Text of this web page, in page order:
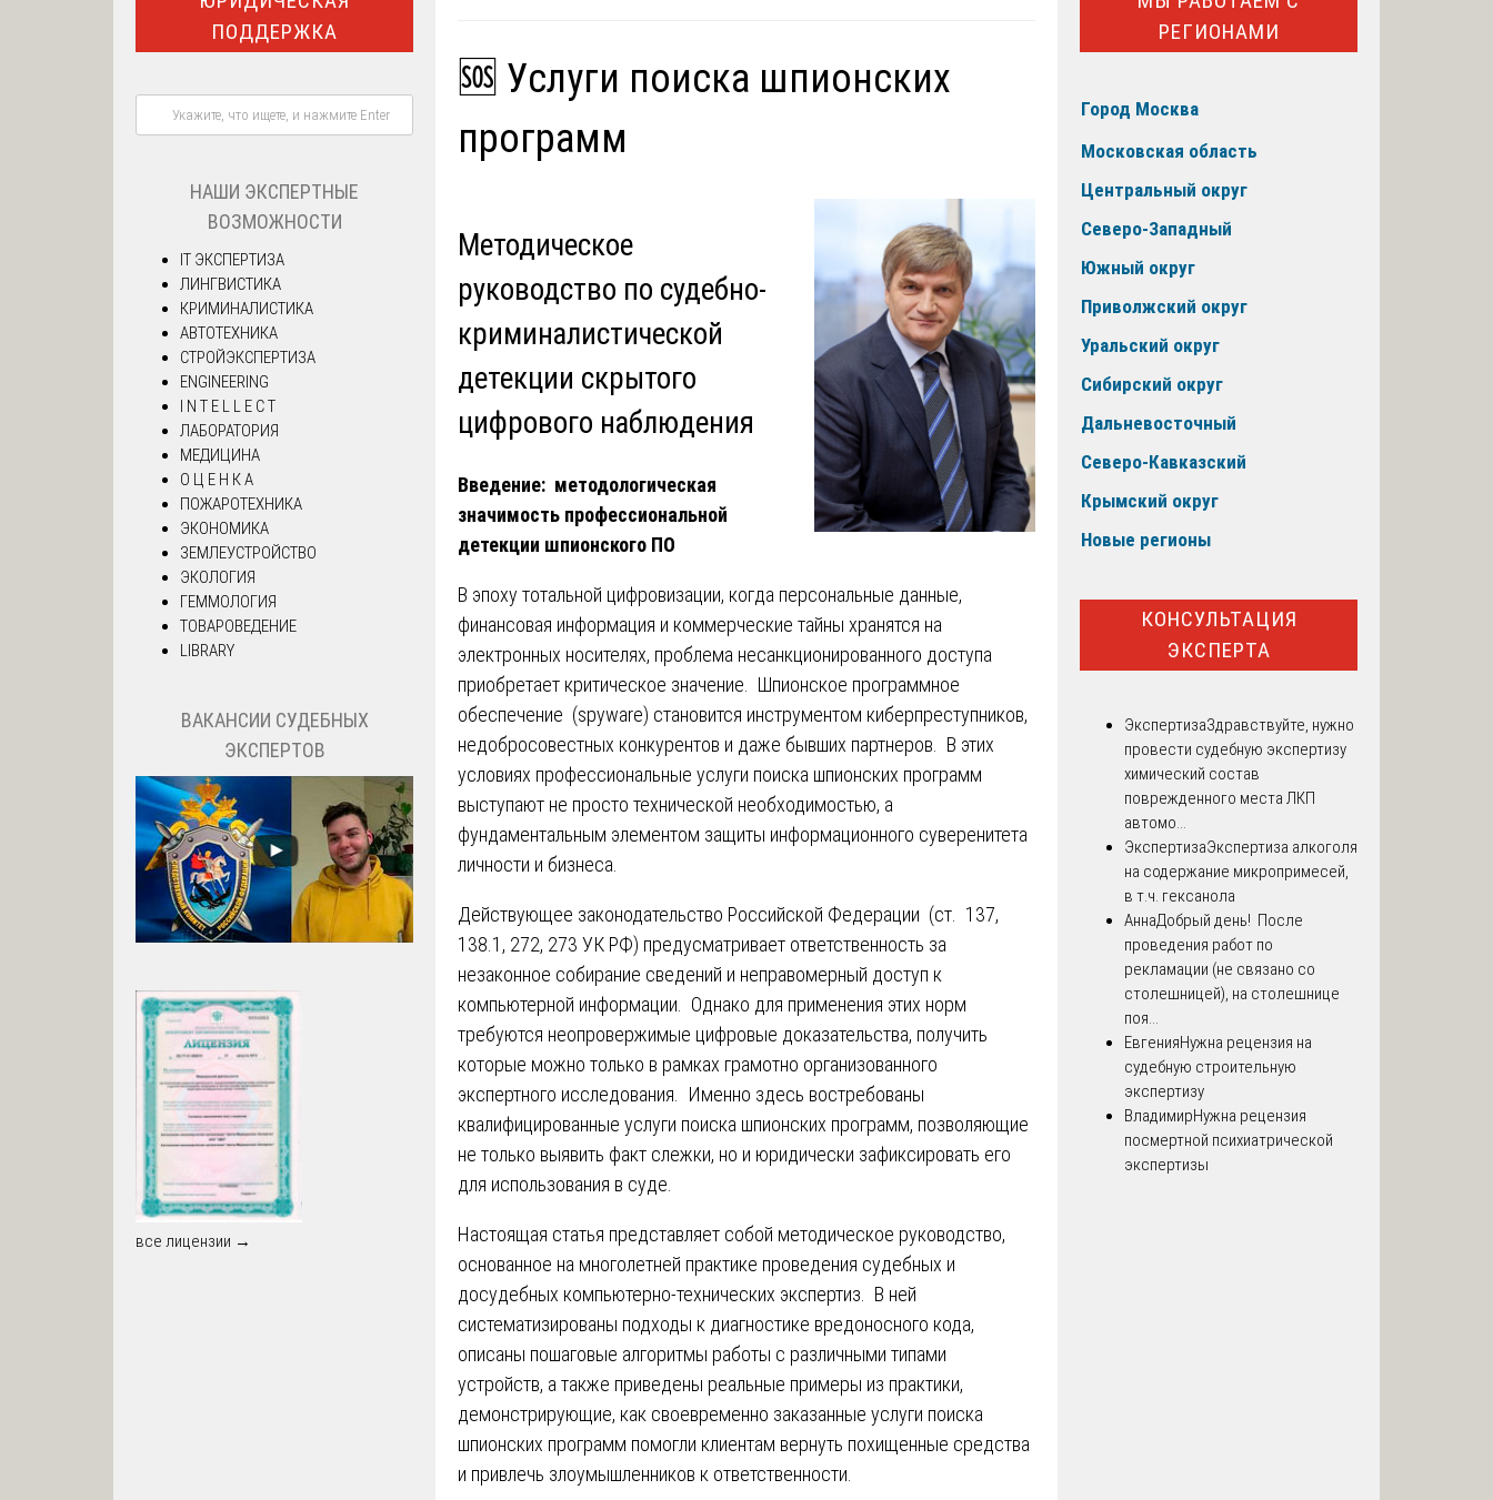
🆘 Услуги поиска шпионских
программ
Методическое
руководство по судебно-
криминалистической
детекции скрытого
цифрового наблюдения
Введение: методологическая
значимость профессиональной
детекции шпионского ПО
В эпоху тотальной цифровизации, когда персональные данные,
финансовая информация и коммерческие тайны хранятся на
электронных носителях, проблема несанкционированного доступа
приобретает критическое значение. Шпионское программное
обеспечение (spyware) становится инструментом киберпреступников,
недобросовестных конкурентов и даже бывших партнеров. В этих
условиях профессиональные услуги поиска шпионских программ
выступают не просто технической необходимостью, а
фундаментальным элементом защиты информационного суверенитета
личности и бизнеса.
Действующее законодательство Российской Федерации (ст. 137,
138.1, 272, 273 УК РФ) предусматривает ответственность за
незаконное собирание сведений и неправомерный доступ к
компьютерной информации. Однако для применения этих норм
требуются неопровержимые цифровые доказательства, получить
которые можно только в рамках грамотно организованного
экспертного исследования. Именно здесь востребованы
квалифицированные услуги поиска шпионских программ, позволяющие
не только выявить факт слежки, но и юридически зафиксировать его
для использования в суде.
Настоящая статья представляет собой методическое руководство,
основанное на многолетней практике проведения судебных и
досудебных компьютерно-технических экспертиз. В ней
систематизированы подходы к диагностике вредоносного кода,
описаны пошаговые алгоритмы работы с различными типами
устройств, а также приведены реальные примеры из практики,
демонстрирующие, как своевременно заказанные услуги поиска
шпионских программ помогли клиентам вернуть похищенные средства
и привлечь злоумышленников к ответственности.
ПОДДЕРЖКА
НАШИ ЭКСПЕРТНЫЕ
ВОЗМОЖНОСТИ
IT ЭКСПЕРТИЗА
ЛИНГВИСТИКА
КРИМИНАЛИСТИКА
АВТОТЕХНИКА
СТРОЙЭКСПЕРТИЗА
ENGINEERING
I N T E L L E C T
ЛАБОРАТОРИЯ
МЕДИЦИНА
О Ц Е Н К А
ПОЖАРОТЕХНИКА
ЭКОНОМИКА
ЗЕМЛЕУСТРОЙСТВО
ЭКОЛОГИЯ
ГЕММОЛОГИЯ
ТОВАРОВЕДЕНИЕ
LIBRARY
ВАКАНСИИ СУДЕБНЫХ
ЭКСПЕРТОВ
все лицензии →
РЕГИОНАМИ
Город Москва
Московская область
Центральный округ
Северо-Западный
Южный округ
Приволжский округ
Уральский округ
Сибирский округ
Дальневосточный
Северо-Кавказский
Крымский округ
Новые регионы
КОНСУЛЬТАЦИЯ
ЭКСПЕРТА
ЭкспертизаЗдравствуйте, нужно
провести судебную экспертизу
химический состав
поврежденного места ЛКП
автомо...
ЭкспертизаЭкспертиза алкоголя
на содержание микропримесей,
в т.ч. гексанола
АннаДобрый день! После
проведения работ по
рекламации (не связано со
столешницей), на столешнице
поя...
ЕвгенияНужна рецензия на
судебную строительную
экспертизу
ВладимирНужна рецензия
посмертной психиатрической
экспертизы